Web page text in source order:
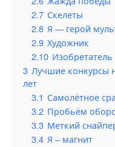
2.7 Скелеты
2.8 Я — герой
2.9 Художник
2.10 Изобретатель
3 Лучшие конкурсы
лет
3.1 Самолётное
3.2 Пробьём
3.3 Меткий
3.4 Я – магнит